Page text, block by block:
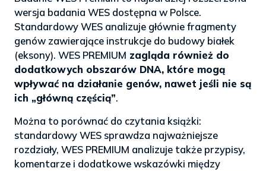
wersja badania WES dostępna w Polsce.
Standardowy WES analizuje głównie fragmenty
genów zawierające instrukcje do budowy białek
(eksony). WES PREMIUM zagląda również do
dodatkowych obszarów DNA, które mogą
wpływać na działanie genów, nawet jeśli nie są
ich „główną częścią”.
Można to porównać do czytania książki:
standardowy WES sprawdza najważniejsze
rozdziały, WES PREMIUM analizuje także przypisy,
komentarze i dodatkowe wskazówki między